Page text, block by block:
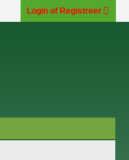
Login of Registreer